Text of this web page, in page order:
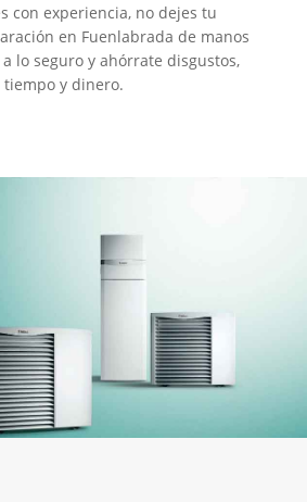
con experiencia, no dejes tu
en Fuenlabrada de manos
lo seguro y ahórrate disgustos,
tiempo y dinero.